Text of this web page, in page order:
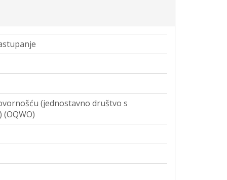
(jednostavno društvo s